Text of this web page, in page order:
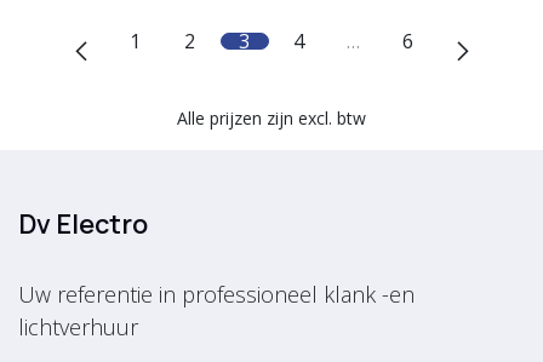
1 2 3 4 … 6
Alle prijzen zijn excl. btw
Dv Electro
Uw referentie in professioneel klank -en
lichtverhuur